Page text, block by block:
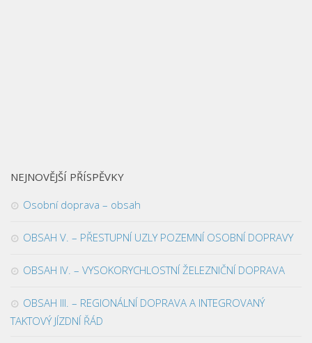
NEJNOVĚJŠÍ PŘÍSPĚVKY
Osobní doprava – obsah
OBSAH V. – PŘESTUPNÍ UZLY POZEMNÍ OSOBNÍ DOPRAVY
OBSAH IV. – VYSOKORYCHLOSTNÍ ŽELEZNIČNÍ DOPRAVA
OBSAH III. – REGIONÁLNÍ DOPRAVA A INTEGROVANÝ
TAKTOVÝ JÍZDNÍ ŘÁD